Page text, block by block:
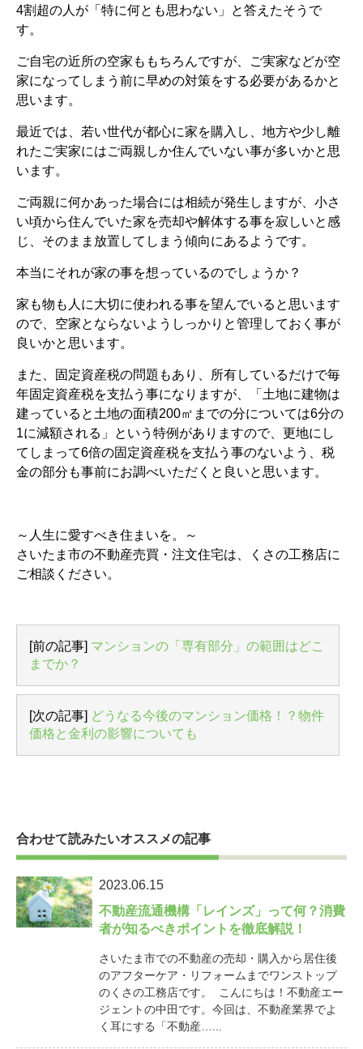
4割超の人が「特に何とも思わない」と答えたそうで
す。
ご自宅の近所の空家ももちろんですが、ご実家などが空
家になってしまう前に早めの対策をする必要があるかと
思います。
最近では、若い世代が都心に家を購入し、地方や少し離
れたご実家にはご両親しか住んでいない事が多いかと思
います。
ご両親に何かあった場合には相続が発生しますが、小さ
い頃から住んでいた家を売却や解体する事を寂しいと感
じ、そのまま放置してしまう傾向にあるようです。
本当にそれが家の事を想っているのでしょうか？
家も物も人に大切に使われる事を望んでいると思います
ので、空家とならないようしっかりと管理しておく事が
良いかと思います。
また、固定資産税の問題もあり、所有しているだけで毎
年固定資産税を支払う事になりますが、「土地に建物は
建っていると土地の面積200㎡までの分については6分の
1に減額される」という特例がありますので、更地にし
てしまって6倍の固定資産税を支払う事のないよう、税
金の部分も事前にお調べいただくと良いと思います。
～人生に愛すべき住まいを。～
さいたま市の不動産売買・注文住宅は、くさの工務店に
ご相談ください。
[前の記事] マンションの「専有部分」の範囲はどこ
までか？
[次の記事] どうなる今後のマンション価格！？物件
価格と金利の影響についても
合わせて読みたいオススメの記事
2023.06.15
不動産流通機構「レインズ」って何？消費
者が知るべきポイントを徹底解説！
さいたま市での不動産の売却・購入から居住後
のアフターケア・リフォームまでワンストップ
のくさの工務店です。 こんにちは！不動産エー
ジェントの中田です。今回は、不動産業界でよ
く耳にする「不動産…...